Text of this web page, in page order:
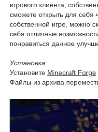
игрового клиента,
сможете открыть для себя
собственной игре, можно
себя отличные
понравиться данное
Установка:
Установите Minecraft Forge
Файлы из архива